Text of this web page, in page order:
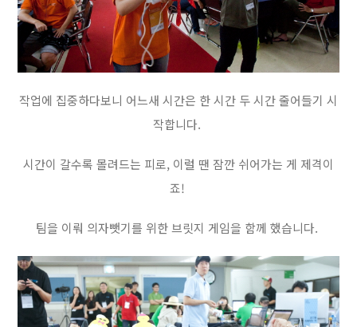
작업에 집중하다보니 어느새 시간은 한 시간 두 시간 줄어들기 시
작합니다.
시간이 갈수록 몰려드는 피로, 이럴 땐 잠깐 쉬어가는 게 제격이
죠!
팀을 이뤄 의자뺏기를 위한 브릿지 게임을 함께 했습니다.